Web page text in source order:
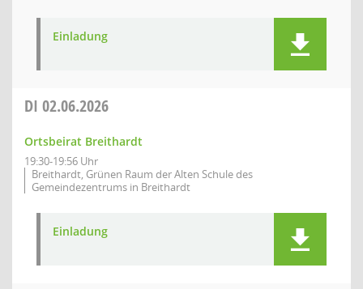
Einladung
DI 02.06.2026
Ortsbeirat Breithardt
19:30-19:56 Uhr
Breithardt, Grünen Raum der Alten Schule des
Gemeindezentrums in Breithardt
Einladung